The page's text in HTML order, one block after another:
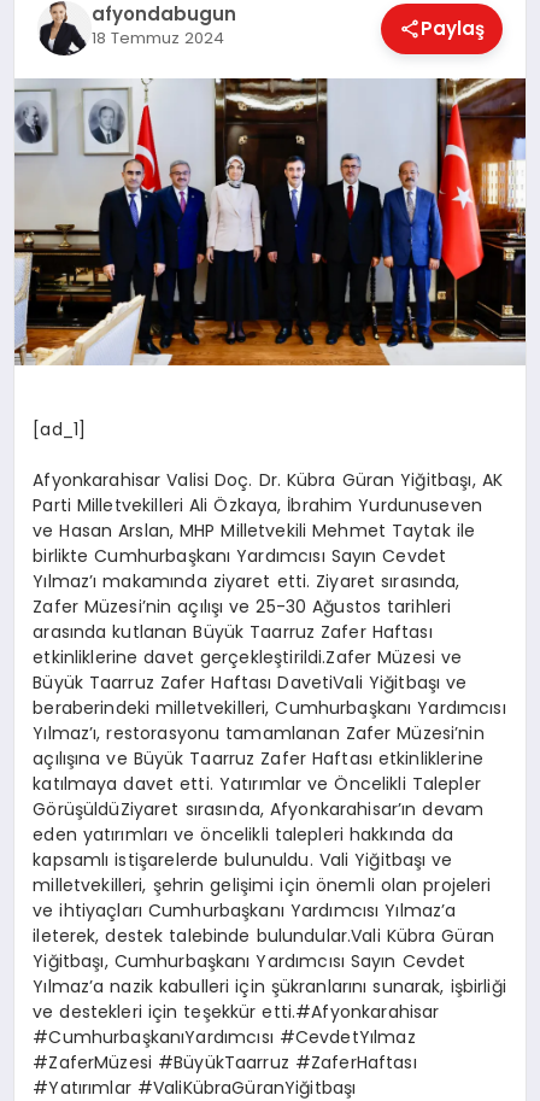
SIYASET
SPOR
afyondabugun
18 Temmuz 2024 Paylaş
[ad_1]
Afyonkarahisar Valisi Doç. Dr. Kübra Güran Yiğitbaşı, AK
Parti Milletvekilleri Ali Özkaya, İbrahim Yurdunuseven
ve Hasan Arslan, MHP Milletvekili Mehmet Taytak ile
birlikte Cumhurbaşkanı Yardımcısı Sayın Cevdet
Yılmaz’ı makamında ziyaret etti. Ziyaret sırasında,
Zafer Müzesi’nin açılışı ve 25-30 Ağustos tarihleri
arasında kutlanan Büyük Taarruz Zafer Haftası
etkinliklerine davet gerçekleştirildi.Zafer Müzesi ve
Büyük Taarruz Zafer Haftası DavetiVali Yiğitbaşı ve
beraberindeki milletvekilleri, Cumhurbaşkanı Yardımcısı
Yılmaz’ı, restorasyonu tamamlanan Zafer Müzesi’nin
açılışına ve Büyük Taarruz Zafer Haftası etkinliklerine
katılmaya davet etti. Yatırımlar ve Öncelikli Talepler
GörüşüldüZiyaret sırasında, Afyonkarahisar’ın devam
eden yatırımları ve öncelikli talepleri hakkında da
kapsamlı istişarelerde bulunuldu. Vali Yiğitbaşı ve
milletvekilleri, şehrin gelişimi için önemli olan projeleri
ve ihtiyaçları Cumhurbaşkanı Yardımcısı Yılmaz’a
ileterek, destek talebinde bulundular.Vali Kübra Güran
Yiğitbaşı, Cumhurbaşkanı Yardımcısı Sayın Cevdet
Yılmaz’a nazik kabulleri için şükranlarını sunarak, işbirliği
ve destekleri için teşekkür etti.#Afyonkarahisar
#CumhurbaşkanıYardımcısı #CevdetYılmaz
#ZaferMüzesi #BüyükTaarruz #ZaferHaftası
#Yatırımlar #ValiKübraGüranYiğitbaşı